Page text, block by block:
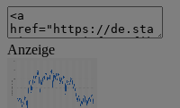
Anzeige